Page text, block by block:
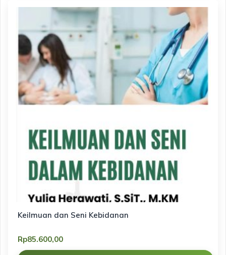
Keilmuan dan Seni Kebidanan
Rp85.600,00